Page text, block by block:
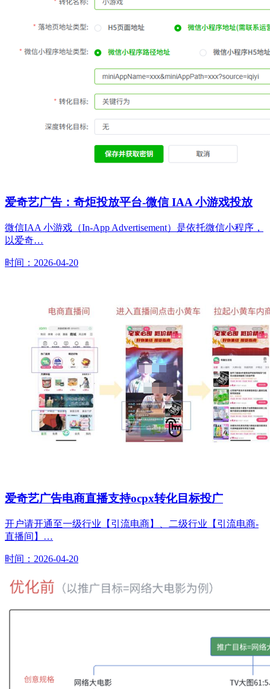
爱奇艺广告：奇炬投放平台-微信 IAA 小游戏投放
微信IAA 小游戏（In-App Advertisement）是依托微信小程序，
以爱奇…
时间：2026-04-20
爱奇艺广告电商直播支持ocpx转化目标投广
开户请开通至一级行业【引流电商】、二级行业【引流电商-
直播间】…
时间：2026-04-20